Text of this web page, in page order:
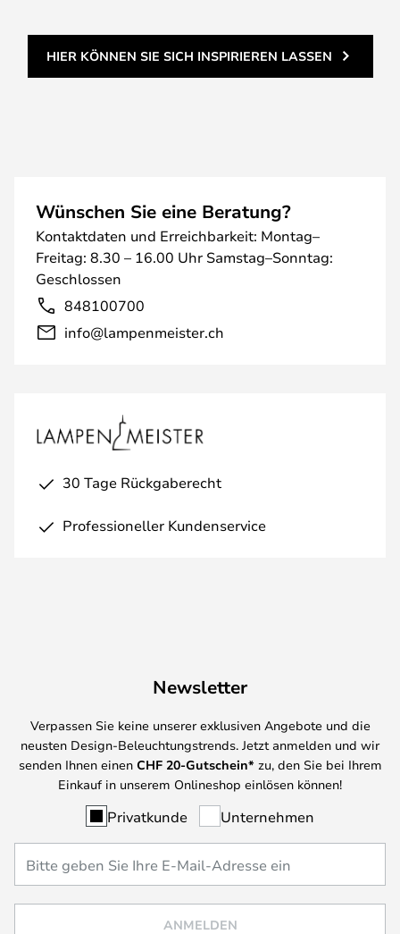
HIER KÖNNEN SIE SICH INSPIRIEREN LASSEN
Wünschen Sie eine Beratung?
Kontaktdaten und Erreichbarkeit: Montag–
Freitag: 8.30 – 16.00 Uhr Samstag–Sonntag:
Geschlossen
848100700
info@lampenmeister.ch
30 Tage Rückgaberecht
Professioneller Kundenservice
Newsletter
Verpassen Sie keine unserer exklusiven Angebote und die
neusten Design-Beleuchtungstrends. Jetzt anmelden und wir
senden Ihnen einen CHF 20-Gutschein* zu, den Sie bei Ihrem
Einkauf in unserem Onlineshop einlösen können!
Privatkunde Unternehmen
ANMELDEN